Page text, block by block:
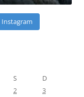
Instagram
S
D
2
3